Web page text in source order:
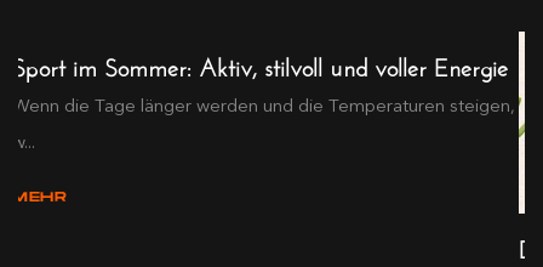
Sport im Sommer: Aktiv, stilvoll und voller Energie
Wenn die Tage länger werden und die Temperaturen steigen,
w...
MEHR